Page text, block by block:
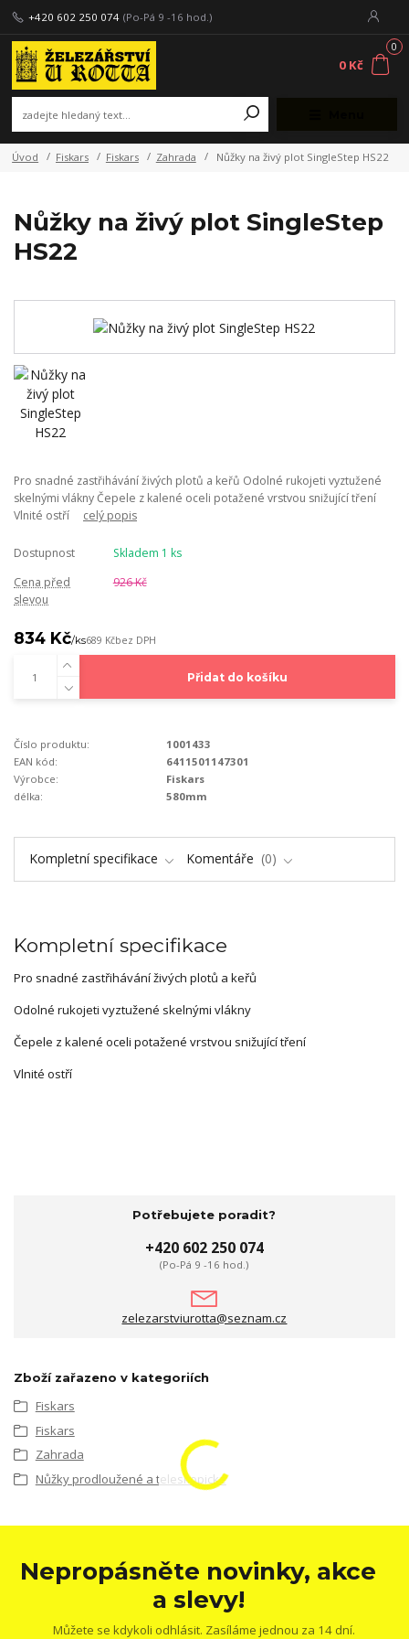
+420 602 250 074 (Po-Pá 9 -16 hod.)
0
0 Kč
Úvod Fiskars Fiskars Zahrada Nůžky na živý plot SingleStep HS22
Nůžky na živý plot SingleStep
HS22
Pro snadné zastřihávání živých plotů a keřů Odolné rukojeti vyztužené
skelnými vlákny Čepele z kalené oceli potažené vrstvou snižující tření
Vlnité ostří celý popis
Dostupnost
Skladem 1 ks
Cena před
slevou
926 Kč
834 Kč/ks689 Kčbez DPH
Přidat do košíku
Číslo produktu:
1001433
EAN kód:
6411501147301
Výrobce:
Fiskars
délka:
580mm
Kompletní specifikace Komentáře 0
Kompletní specifikace
Pro snadné zastřihávání živých plotů a keřů
Odolné rukojeti vyztužené skelnými vlákny
Čepele z kalené oceli potažené vrstvou snižující tření
Vlnité ostří
Potřebujete poradit?
+420 602 250 074
(Po-Pá 9 -16 hod.)
zelezarstviurotta@seznam.cz
Zboží zařazeno v kategoriích
Fiskars
Fiskars
Zahrada
Nůžky prodloužené a teleskopické
Nepropásněte novinky, akce
a slevy!
Můžete se kdykoli odhlásit. Zasíláme jednou za 14 dní.